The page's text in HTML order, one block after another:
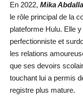
En 2022, Mika Abdalla
le rôle principal de la
plateforme Hulu. Elle
perfectionniste et
les relations
que ses devoirs
touchant lui a permis
registre plus mature.